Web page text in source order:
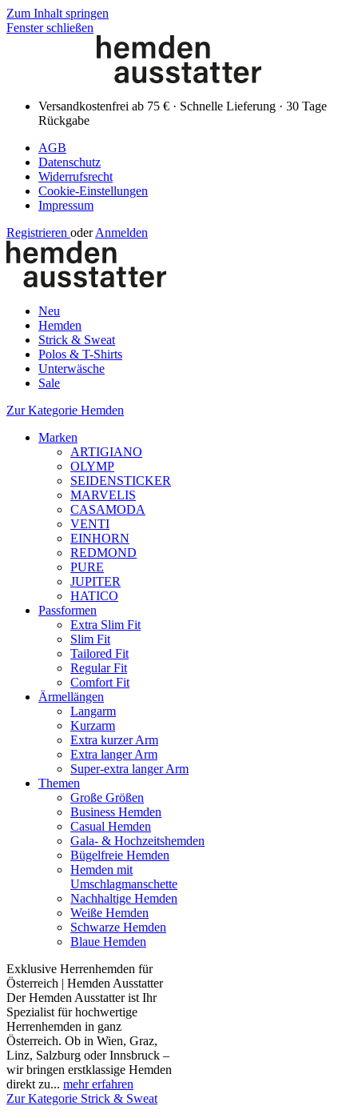
Zum Inhalt springen
Fenster schließen
Versandkostenfrei ab 75 € · Schnelle Lieferung · 30 Tage
Rückgabe
AGB
Datenschutz
Widerrufsrecht
Cookie-Einstellungen
Impressum
Registrieren oder Anmelden
Neu
Hemden
Strick & Sweat
Polos & T-Shirts
Unterwäsche
Sale
Zur Kategorie Hemden
Marken
ARTIGIANO
OLYMP
SEIDENSTICKER
MARVELIS
CASAMODA
VENTI
EINHORN
REDMOND
PURE
JUPITER
HATICO
Passformen
Extra Slim Fit
Slim Fit
Tailored Fit
Regular Fit
Comfort Fit
Ärmellängen
Langarm
Kurzarm
Extra kurzer Arm
Extra langer Arm
Super-extra langer Arm
Themen
Große Größen
Business Hemden
Casual Hemden
Gala- & Hochzeitshemden
Bügelfreie Hemden
Hemden mit
Umschlagmanschette
Nachhaltige Hemden
Weiße Hemden
Schwarze Hemden
Blaue Hemden
Exklusive Herrenhemden für
Österreich | Hemden Ausstatter
Der Hemden Ausstatter ist Ihr
Spezialist für hochwertige
Herrenhemden in ganz
Österreich. Ob in Wien, Graz,
Linz, Salzburg oder Innsbruck –
wir bringen erstklassige Hemden
direkt zu... mehr erfahren
Zur Kategorie Strick & Sweat